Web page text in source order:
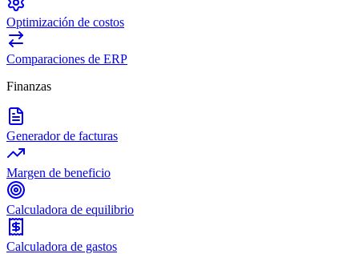
Optimización de costos
Comparaciones de ERP
Finanzas
Generador de facturas
Margen de beneficio
Calculadora de equilibrio
Calculadora de gastos